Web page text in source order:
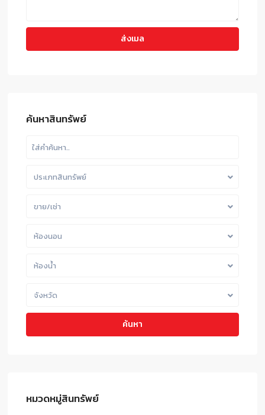
ค้นหาสินทรัพย์
ประเภทสินทรัพย์
ขาย/เช่า
ห้องนอน
ห้องน้ำ
จังหวัด
ค้นหา
หมวดหมู่สินทรัพย์